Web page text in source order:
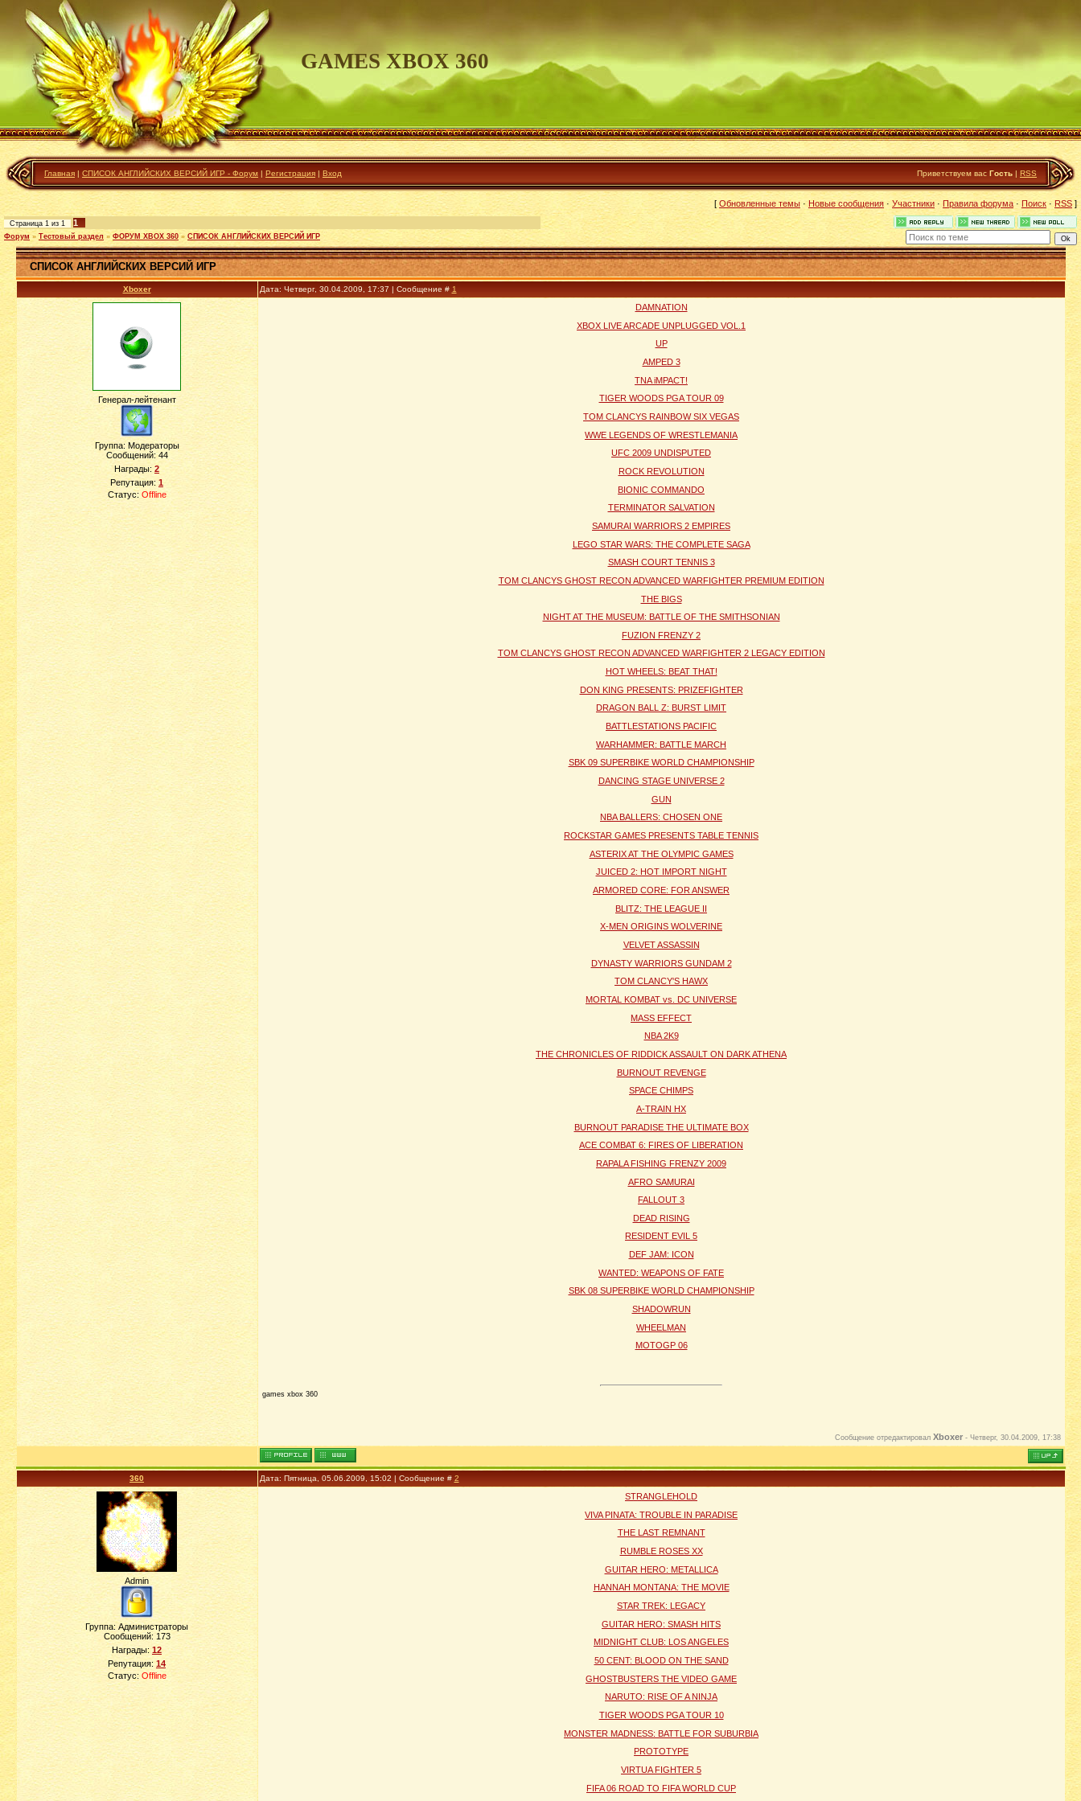
GAMES XBOX 360
Главная | СПИСОК АНГЛИЙСКИХ ВЕРСИЙ ИГР - Форум | Регистрация | Вход Приветствуем вас Гость | RSS
[ Обновленные темы · Новые сообщения · Участники · Правила форума · Поиск · RSS ]
Страница 1 из 1 1
Форум » Тестовый раздел » ФОРУМ XBOX 360 » СПИСОК АНГЛИЙСКИХ ВЕРСИЙ ИГР
СПИСОК АНГЛИЙСКИХ ВЕРСИЙ ИГР
Xboxer Дата: Четверг, 30.04.2009, 17:37 | Сообщение # 1
Генерал-лейтенант
Группа: Модераторы
Сообщений:44
Награды: 2
Репутация: 1
Статус: Offline
DAMNATION
XBOX LIVE ARCADE UNPLUGGED VOL.1
UP
AMPED 3
TNA iMPACT!
TIGER WOODS PGA TOUR 09
TOM CLANCYS RAINBOW SIX VEGAS
WWE LEGENDS OF WRESTLEMANIA
UFC 2009 UNDISPUTED
ROCK REVOLUTION
BIONIC COMMANDO
TERMINATOR SALVATION
SAMURAI WARRIORS 2 EMPIRES
LEGO STAR WARS: THE COMPLETE SAGA
SMASH COURT TENNIS 3
TOM CLANCYS GHOST RECON ADVANCED WARFIGHTER PREMIUM EDITION
THE BIGS
NIGHT AT THE MUSEUM: BATTLE OF THE SMITHSONIAN
FUZION FRENZY 2
TOM CLANCYS GHOST RECON ADVANCED WARFIGHTER 2 LEGACY EDITION
HOT WHEELS: BEAT THAT!
DON KING PRESENTS: PRIZEFIGHTER
DRAGON BALL Z: BURST LIMIT
BATTLESTATIONS PACIFIC
WARHAMMER: BATTLE MARCH
SBK 09 SUPERBIKE WORLD CHAMPIONSHIP
DANCING STAGE UNIVERSE 2
GUN
NBA BALLERS: CHOSEN ONE
ROCKSTAR GAMES PRESENTS TABLE TENNIS
ASTERIX AT THE OLYMPIC GAMES
JUICED 2: HOT IMPORT NIGHT
ARMORED CORE: FOR ANSWER
BLITZ: THE LEAGUE II
X-MEN ORIGINS WOLVERINE
VELVET ASSASSIN
DYNASTY WARRIORS GUNDAM 2
TOM CLANCY'S HAWX
MORTAL KOMBAT vs. DC UNIVERSE
MASS EFFECT
NBA 2K9
THE CHRONICLES OF RIDDICK ASSAULT ON DARK ATHENA
BURNOUT REVENGE
SPACE CHIMPS
A-TRAIN HX
BURNOUT PARADISE THE ULTIMATE BOX
ACE COMBAT 6: FIRES OF LIBERATION
RAPALA FISHING FRENZY 2009
AFRO SAMURAI
FALLOUT 3
DEAD RISING
RESIDENT EVIL 5
DEF JAM: ICON
WANTED: WEAPONS OF FATE
SBK 08 SUPERBIKE WORLD CHAMPIONSHIP
SHADOWRUN
WHEELMAN
MOTOGP 06
games xbox 360
Сообщение отредактировал Xboxer- Четверг, 30.04.2009, 17:38
360 Дата: Пятница, 05.06.2009, 15:02 | Сообщение # 2
Admin
Группа: Администраторы
Сообщений: 173
Награды: 12
Репутация: 14
Статус:Offline
STRANGLEHOLD
VIVA PINATA: TROUBLE IN PARADISE
THE LAST REMNANT
RUMBLE ROSES XX
GUITAR HERO: METALLICA
HANNAH MONTANA: THE MOVIE
STAR TREK: LEGACY
GUITAR HERO: SMASH HITS
MIDNIGHT CLUB: LOS ANGELES
50 CENT: BLOOD ON THE SAND
GHOSTBUSTERS THE VIDEO GAME
NARUTO: RISE OF A NINJA
TIGER WOODS PGA TOUR 10
MONSTER MADNESS: BATTLE FOR SUBURBIA
PROTOTYPE
VIRTUA FIGHTER 5
FIFA 06 ROAD TO FIFA WORLD CUP